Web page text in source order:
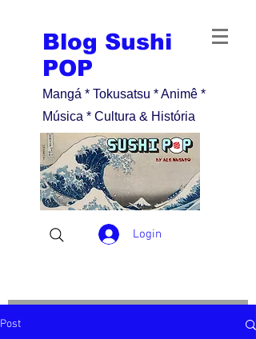
Blog Sushi
POP
Mangá * Tokusatsu * Animê *
Música * Cultura & História
Login
Post